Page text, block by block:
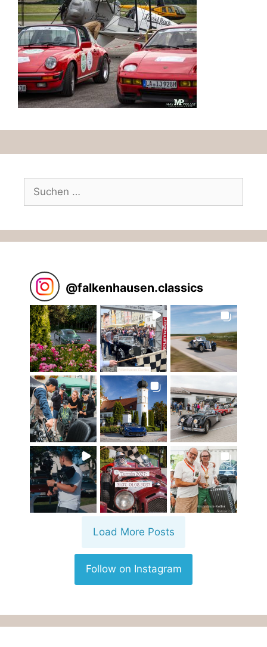
Suchen
nach:
@falkenhausen.classics
Load More Posts
Follow on Instagram